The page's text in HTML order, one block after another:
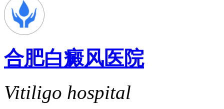
合肥白癜风医院
Vitiligo hospital